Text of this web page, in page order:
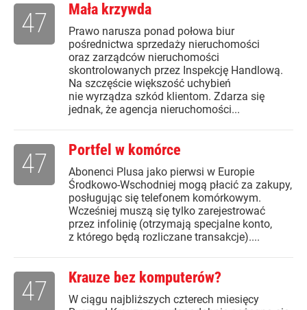
Mała krzywda
Prawo narusza ponad połowa biur
pośrednictwa sprzedaży nieruchomości
oraz zarządców nieruchomości
skontrolowanych przez Inspekcję Handlową.
Na szczęście większość uchybień
nie wyrządza szkód klientom. Zdarza się
jednak, że agencja nieruchomości...
47
Portfel w komórce
Abonenci Plusa jako pierwsi w Europie
Środkowo-Wschodniej mogą płacić za zakupy,
posługując się telefonem komórkowym.
Wcześniej muszą się tylko zarejestrować
przez infolinię (otrzymają specjalne konto,
z którego będą rozliczane transakcje)....
47
Krauze bez komputerów?
W ciągu najbliższych czterech miesięcy
47